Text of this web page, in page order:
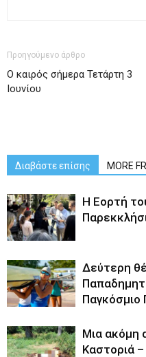
Προηγούμενο άρθρο
Ο καιρός σήμερα Τετάρτη 3
Ιουνίου
Διαβάστε επίσης MORE
H Εορτή
Δεύτερη
Μια ακόμη
Καστοριά